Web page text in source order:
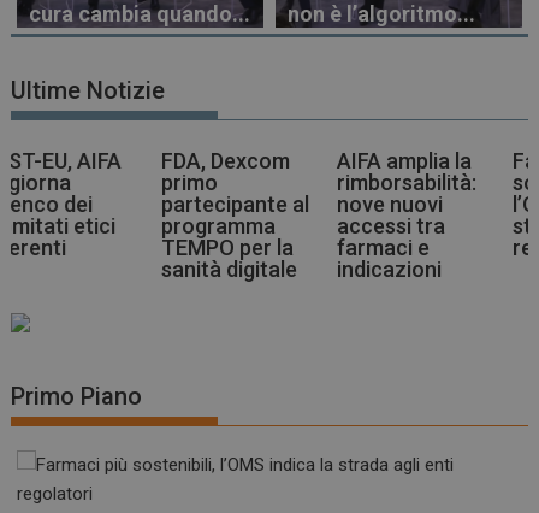
cura cambia quando...
non è l’algoritmo...
Ultime Notizie
FDA, Dexcom
primo
partecipante al
programma
TEMPO per la
sanità digitale
AIFA amplia la
rimborsabilità:
nove nuovi
accessi tra
farmaci e
indicazioni
Farmaci più
sostenibili,
l’OMS indica la
strada agli
regolatori
Primo Piano